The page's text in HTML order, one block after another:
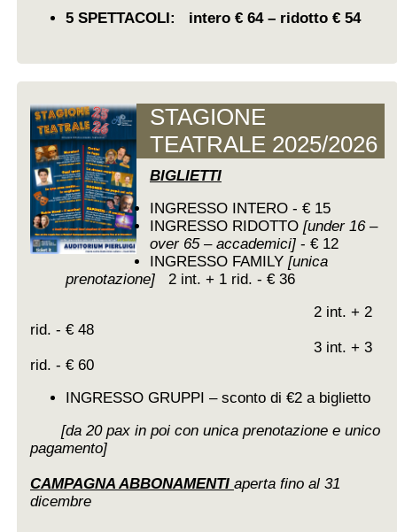
5 SPETTACOLI: intero € 64 – ridotto € 54
STAGIONE
TEATRALE 2025/2026
BIGLIETTI
INGRESSO INTERO - € 15
INGRESSO RIDOTTO [under 16 –
over 65 – accademici]- € 12
INGRESSO FAMILY [unica
prenotazione]
2 int. + 1 rid. - € 36
2 int. + 2
rid. - € 48
3 int. + 3
rid. - € 60
INGRESSO GRUPPI – sconto di €2 a biglietto
[da 20 pax in poi con unica prenotazione e unico
pagamento]
CAMPAGNA ABBONAMENTI aperta fino al 31
dicembre